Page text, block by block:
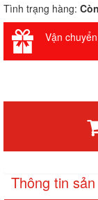
Tình trạng hàng:
Vận
Thông tin